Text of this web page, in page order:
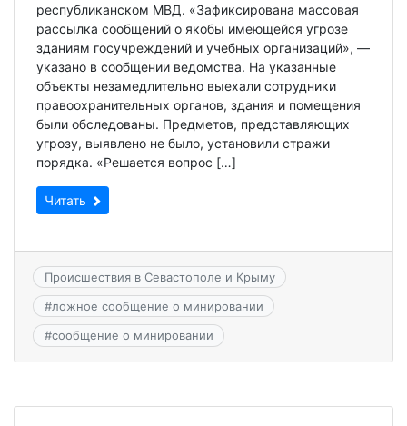
республиканском МВД. «Зафиксирована массовая
рассылка сообщений о якобы имеющейся угрозе
зданиям госучреждений и учебных организаций», —
указано в сообщении ведомства. На указанные
объекты незамедлительно выехали сотрудники
правоохранительных органов, здания и помещения
были обследованы. Предметов, представляющих
угрозу, выявлено не было, установили стражи
порядка. «Решается вопрос […]
Читать
Происшествия в Севастополе и Крыму
#ложное сообщение о минировании
#сообщение о минировании